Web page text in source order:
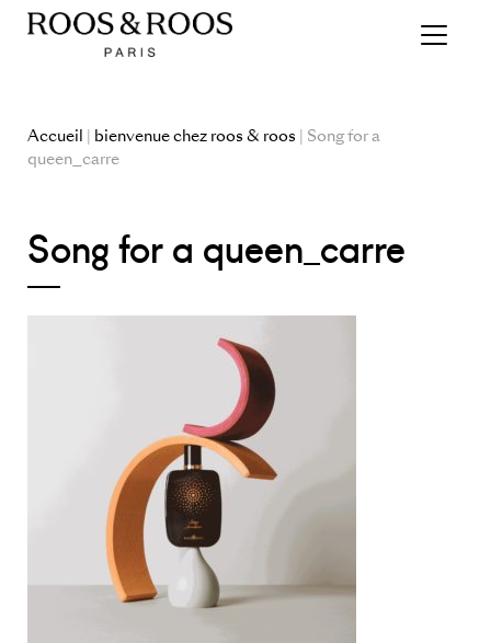
Accueil | bienvenue chez roos & roos | Song for a
queen_carre
Song for a queen_carre